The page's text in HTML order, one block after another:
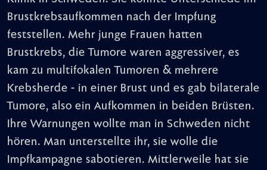
Brustkrebsaufkommen nach der Impfung
feststellen. Mehr junge Frauen hatten
Brustkrebs, die Tumore waren aggressiver, es
kam zu multifokalen Tumoren & mehrere
Krebsherde - in einer Brust und es gab bilaterale
Tumore, also ein Aufkommen in beiden Brüsten.
Ihre Warnungen wollte man in Schweden nicht
hören. Man unterstellte ihr, sie wolle die
Impfkampagne sabotieren. Mittlerweile hat sie